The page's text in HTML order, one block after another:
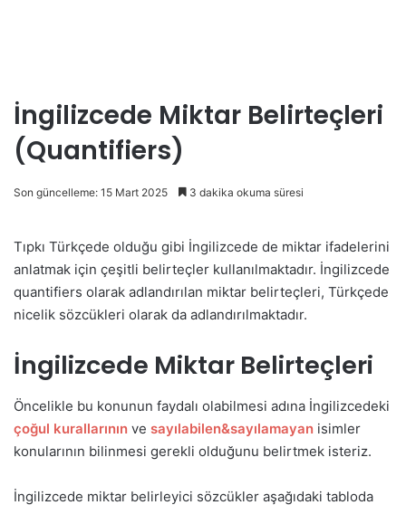
İngilizcede Miktar Belirteçleri
(Quantifiers)
Son güncelleme: 15 Mart 2025 3 dakika okuma süresi
Tıpkı Türkçede olduğu gibi İngilizcede de miktar ifadelerini
anlatmak için çeşitli belirteçler kullanılmaktadır. İngilizcede
quantifiers olarak adlandırılan miktar belirteçleri, Türkçede
nicelik sözcükleri olarak da adlandırılmaktadır.
İngilizcede Miktar Belirteçleri
Öncelikle bu konunun faydalı olabilmesi adına İngilizcedeki
çoğul kurallarının ve sayılabilen&sayılamayan isimler
konularının bilinmesi gerekli olduğunu belirtmek isteriz.
İngilizcede miktar belirleyici sözcükler aşağıdaki tabloda